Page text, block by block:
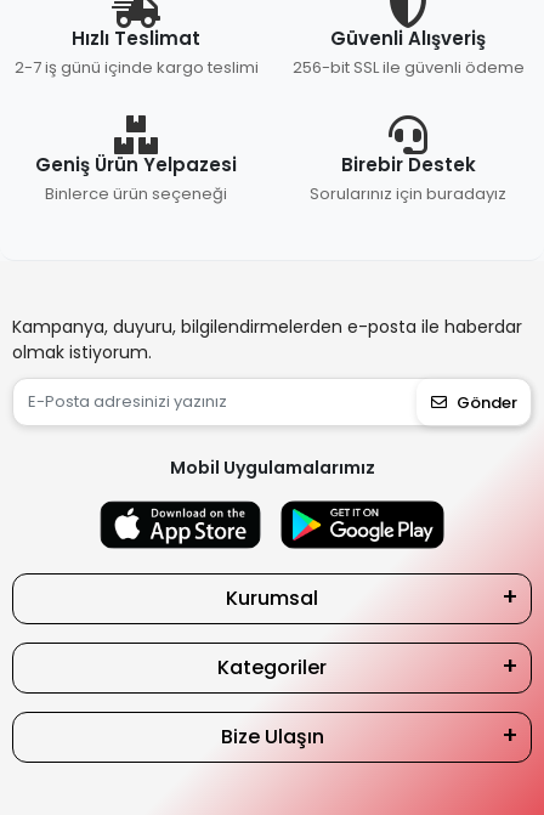
Hızlı Teslimat
2-7 iş günü içinde kargo teslimi
Güvenli Alışveriş
256-bit SSL ile güvenli ödeme
Geniş Ürün Yelpazesi
Binlerce ürün seçeneği
Birebir Destek
Sorularınız için buradayız
Kampanya, duyuru, bilgilendirmelerden e-posta ile haberdar
olmak istiyorum.
Gönder
Mobil Uygulamalarımız
Kurumsal
Kategoriler
Bize Ulaşın